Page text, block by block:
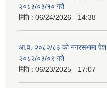
२०८३/०३/१० गते
मिति : 06/24/2026 - 14:38
आ.व. २०८२/८३ को नगरसभामा पेश
२०८२/०३/०९ गते
मिति : 06/23/2025 - 17:07